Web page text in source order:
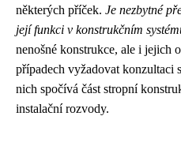
některých příček. Je nezbytné
její funkci v konstrukčním
nenošné konstrukce, ale i jejich
případech vyžadovat konzultaci
nich spočívá část stropní
instalační rozvody.